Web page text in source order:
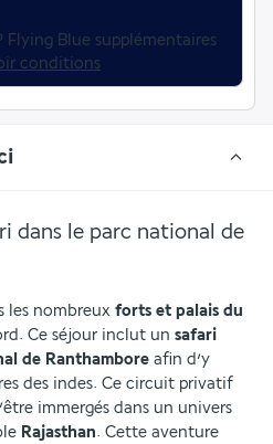
Flying Blue supplémentaires
conditions
dans le parc national de
les nombreux forts et palais du
Ce séjour inclut un safari
de Ranthambore afin d’y
des indes. Ce circuit privatif
immergés dans un univers
Rajasthan. Cette aventure